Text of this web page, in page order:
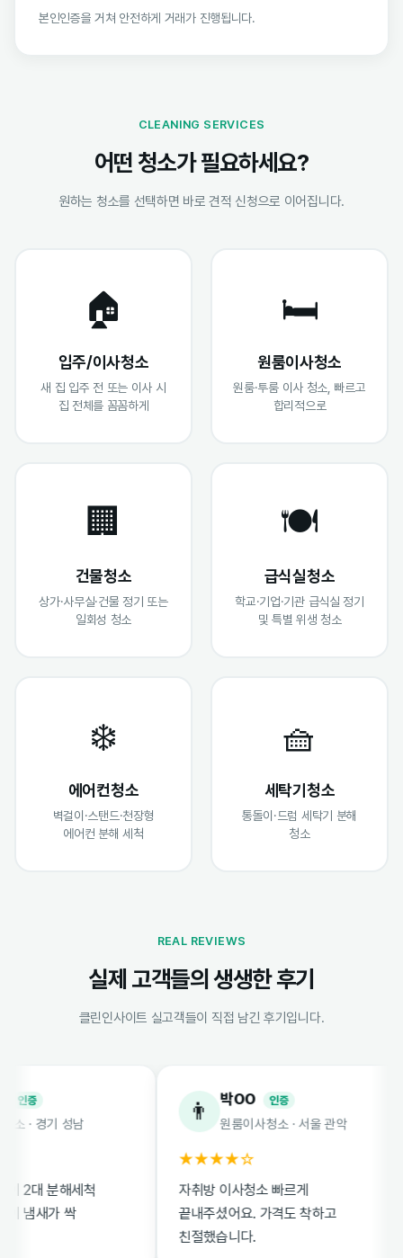
본인인증을 거쳐 안전하게 거래가 진행됩니다.
CLEANING SERVICES
어떤 청소가 필요하세요?
원하는 청소를 선택하면 바로 견적 신청으로 이어집니다.
🏠
입주/이사청소
새 집 입주 전 또는 이사 시
집 전체를 꼼꼼하게
🛏️
원룸이사청소
원룸·투룸 이사 청소, 빠르고
합리적으로
🏢
건물청소
상가·사무실·건물 정기 또는
일회성 청소
🍽️
급식실청소
학교·기업·기관 급식실 정기
및 특별 위생 청소
❄️
에어컨청소
벽걸이·스탠드·천장형
에어컨 분해 세척
🧺
세탁기청소
통돌이·드럼 세탁기 분해
청소
REAL REVIEWS
실제 고객들의 생생한 후기
클린인사이트 실고객들이 직접 남긴 후기입니다.
경기 성남
분해세척
새가 싹
👨 박OO 인증
원룸이사청소 · 서울 관악
★★★★☆
자취방 이사청소 빠르게
끝내주셨어요. 가격도 착하고
친절했습니다.